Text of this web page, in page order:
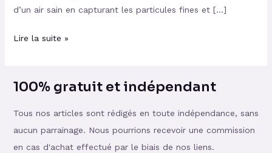
d’un air sain en capturant les particules fines et […]
Lire la suite »
100% gratuit et indépendant
Tous nos articles sont rédigés en toute indépendance, sans
aucun parrainage. Nous pourrions recevoir une commission
en cas d'achat effectué par le biais de nos liens.